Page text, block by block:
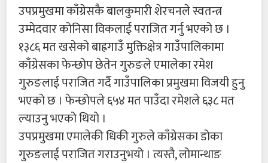
उपप्रमुखमा काँग्रेसकै बालकुमारी शेरचनले स्वतन्त्र
उम्मेदवार कोनिसा विकलाई पराजित गर्नु भएको छ ।
१३८६ मत खसेको बाह्रगाउँ मुक्तिक्षेत्र गाउँपालिकामा
काँग्रेसका फेन्छोप छेतेन गुरुङले एमालेका रमेश
गुरुङलाई पराजित गर्दै गाउँपालिका प्रमुखमा विजयी हुनु
भएको छ । फेन्छोपले ६५४ मत पाउँदा रमेशले ६३८ मत
ल्याउनु भएको थियो ।
उपप्रमुखमा एमालेकी धिकी गुरुले काँग्रेसका डोका
गुरुङलाई पराजित गराउनुभयो । त्यस्तै, लोमान्थाङ